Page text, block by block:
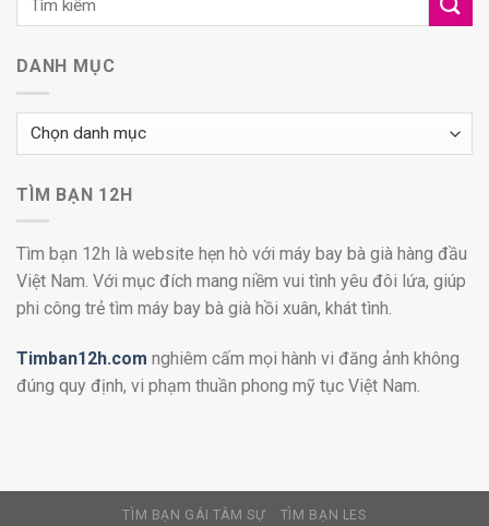
DANH MỤC
Danh
TÌM BẠN 12H
Tìm bạn 12h là website hẹn hò với máy bay bà già hàng đầu
Việt Nam. Với mục đích mang niềm vui tình yêu đôi lứa, giúp
phi công trẻ tìm máy bay bà già hồi xuân, khát tình.
Timban12h.com nghiêm cấm mọi hành vi đăng ảnh không
đúng quy định, vi phạm thuần phong mỹ tục Việt Nam.
TÌM BẠN GÁI TÂM SỰ TÌM BẠN LES